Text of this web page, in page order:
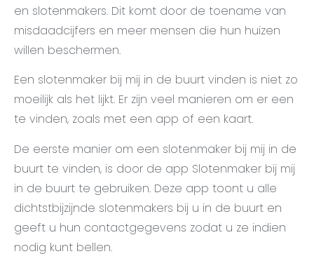
en slotenmakers. Dit komt door de toename van
misdaadcijfers en meer mensen die hun huizen
willen beschermen.
Een slotenmaker bij mij in de buurt vinden is niet zo
moeilijk als het lijkt. Er zijn veel manieren om er een
te vinden, zoals met een app of een kaart.
De eerste manier om een slotenmaker bij mij in de
buurt te vinden, is door de app Slotenmaker bij mij
in de buurt te gebruiken. Deze app toont u alle
dichtstbijzijnde slotenmakers bij u in de buurt en
geeft u hun contactgegevens zodat u ze indien
nodig kunt bellen.